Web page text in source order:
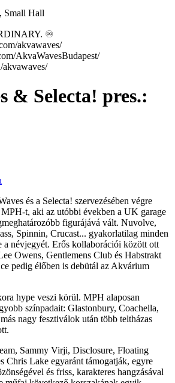
Small Hall
♾️
akvawaves/
AkvaWavesBudapest/
& Selecta! pres.:
és a Selecta! szervezésében végre
t, aki az utóbbi években a UK garage
figurájává vált. Nuvolve,
Spinnin, Crucast... gyakorlatilag minden
a névjegyét. Erős kollaborációi között ott
Owens, Gentlemens Club és Habstrakt
pedig élőben is debütál az Akvárium
hype veszi körül. MPH alaposan
színpadait: Glastonbury, Coachella,
nagy fesztiválok után több teltházas
Sammy Virji, Disclosure, Floating
Chris Lake egyaránt támogatják, egyre
és friss, karakteres hangzásával